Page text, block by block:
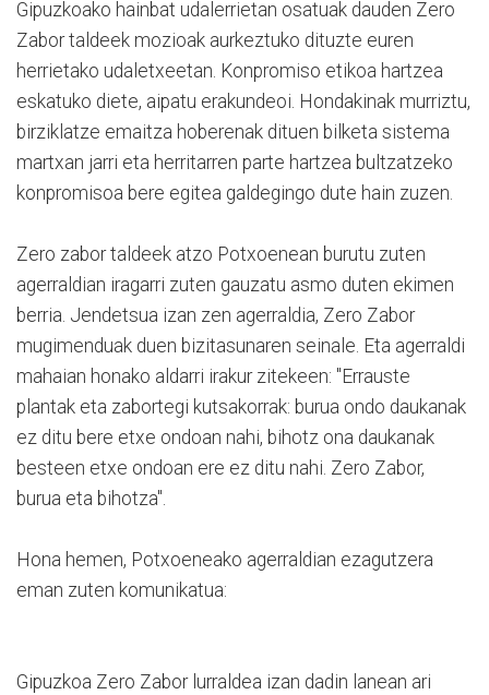
Gipuzkoako hainbat udalerrietan osatuak dauden Zero
Zabor taldeek mozioak aurkeztuko dituzte euren
herrietako udaletxeetan. Konpromiso etikoa hartzea
eskatuko diete, aipatu erakundeoi. Hondakinak murriztu,
birziklatze emaitza hoberenak dituen bilketa sistema
martxan jarri eta herritarren parte hartzea bultzatzeko
konpromisoa bere egitea galdegingo dute hain zuzen.
Zero zabor taldeek atzo Potxoenean burutu zuten
agerraldian iragarri zuten gauzatu asmo duten ekimen
berria. Jendetsua izan zen agerraldia, Zero Zabor
mugimenduak duen bizitasunaren seinale. Eta agerraldi
mahaian honako aldarri irakur zitekeen: "Errauste
plantak eta zabortegi kutsakorrak: burua ondo daukanak
ez ditu bere etxe ondoan nahi, bihotz ona daukanak
besteen etxe ondoan ere ez ditu nahi. Zero Zabor,
burua eta bihotza".
Hona hemen, Potxoeneako agerraldian ezagutzera
eman zuten komunikatua:
Gipuzkoa Zero Zabor lurraldea izan dadin lanean ari